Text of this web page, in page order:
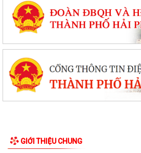
GIỚI THIỆU CHUNG